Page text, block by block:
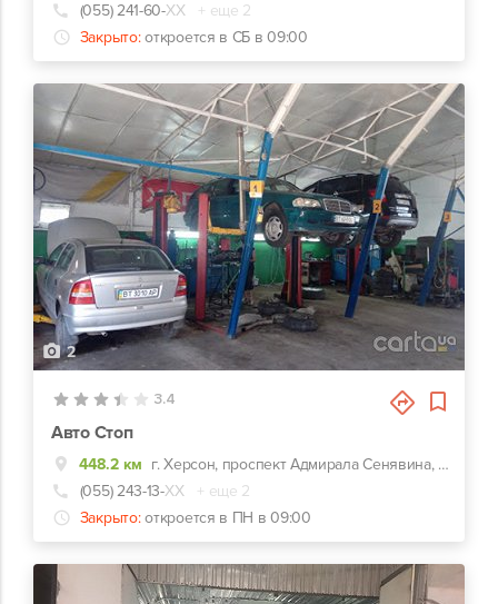
(055) 241-60-ХХ
+ еще 2
Закрыто: откроется в СБ в 09:00
2
3.4
Авто Стоп
448.2 км
г. Херсон, проспект Адмирала Сенявина, 33
(055) 243-13-ХХ
+ еще 2
Закрыто: откроется в ПН в 09:00